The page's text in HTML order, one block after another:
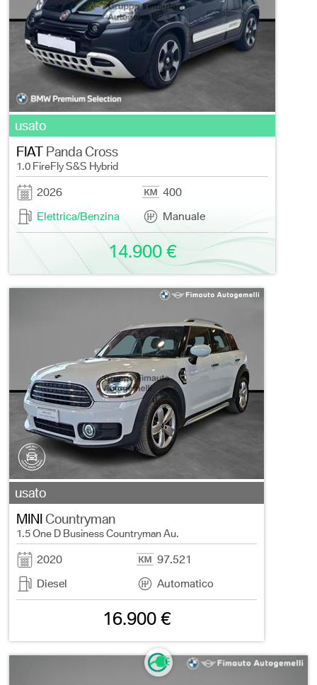
usato
FIAT Panda Cross
1.0 FireFly S&S Hybrid
2026
400
Elettrica/Benzina
Manuale
14.900 €
usato
MINI Countryman
1.5 One D Business Countryman Au.
2020
97.521
Diesel
Automatico
16.900 €